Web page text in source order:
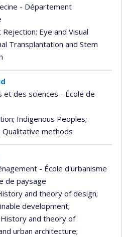
- Département
Rejection; Eye and Visual
Transplantation and Stem
et des sciences - École de
; Indigenous Peoples;
Qualitative methods
- École d'urbanisme
de paysage
and theory of design;
development;
and theory of
urban architecture;